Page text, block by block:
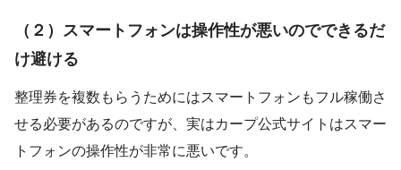
（２）スマートフォンは操作性が悪いのでできるだ
け避ける
整理券を複数もらうためにはスマートフォンもフル稼働さ
せる必要があるのですが、実はカープ公式サイトはスマー
トフォンの操作性が非常に悪いです。